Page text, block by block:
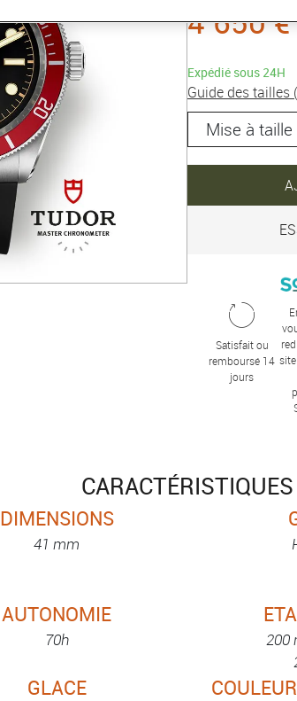
4 650 €
Expédié sous 24H
Guide des tailles
Satisfait ou
remboursé 14
jours
CARACTÉRISTIQUES
DIMENSIONS
41 mm
AUTONOMIE
70h
200
GLACE